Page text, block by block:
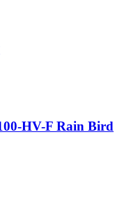
HV-F Rain Bird